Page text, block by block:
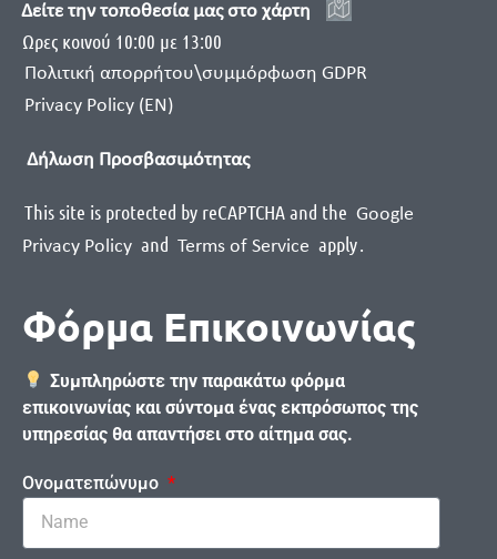
Δείτε την τοποθεσία μας στο χάρτη
Ωρες κοινού 10:00 με 13:00
Πολιτική απορρήτου\συμμόρφωση GDPR
Privacy Policy (EN)
Δήλωση Προσβασιμότητας
This site is protected by reCAPTCHA and the Google
Privacy Policy and Terms of Service apply.
Φόρμα Επικοινωνίας
Συμπληρώστε την παρακάτω φόρμα
επικοινωνίας και σύντομα ένας εκπρόσωπος της
υπηρεσίας θα απαντήσει στο αίτημα σας.
Ονοματεπώνυμο